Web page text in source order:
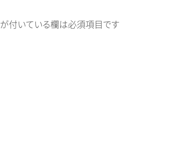
が付いている欄は必須項目です